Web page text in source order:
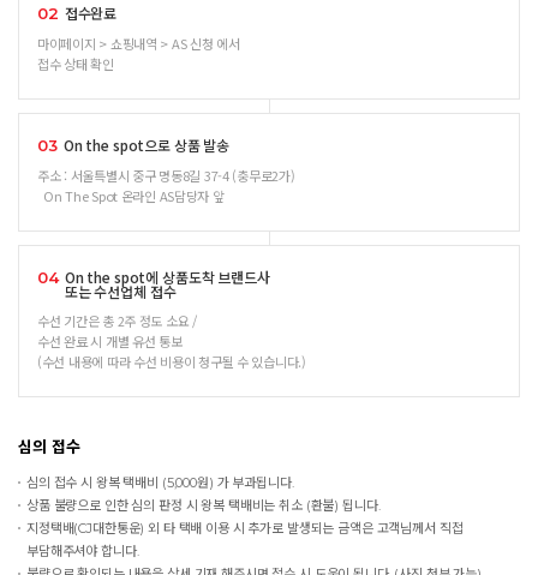
02 접수완료
마이페이지 > 쇼핑내역 > AS 신청 에서
접수 상태 확인
03 On the spot으로 상품 발송
주소 : 서울특별시 중구 명동8길 37-4 (충무로2가)
On The Spot 온라인 AS담당자 앞
04 On the spot에 상품도착 브랜드사
또는 수선업체 접수
수선 기간은 총 2주 정도 소요 /
수선 완료 시 개별 유선 통보
(수선 내용에 따라 수선 비용이 청구될 수 있습니다.)
심의 접수
심의 접수 시 왕복 택배비 (5,000원) 가 부과됩니다.
상품 불량으로 인한 심의 판정 시 왕복 택배비는 취소 (환불) 됩니다.
지정택배(CJ대한통운) 외 타 택배 이용 시 추가로 발생되는 금액은 고객님께서 직접
부담해주셔야 합니다.